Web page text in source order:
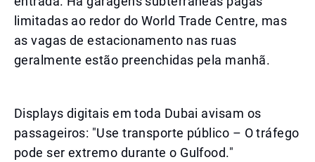
limitadas ao redor do World Trade Centre, mas
as vagas de estacionamento nas ruas
geralmente estão preenchidas pela manhã.
Displays digitais em toda Dubai avisam os
passageiros: "Use transporte público – O tráfego
pode ser extremo durante o Gulfood."